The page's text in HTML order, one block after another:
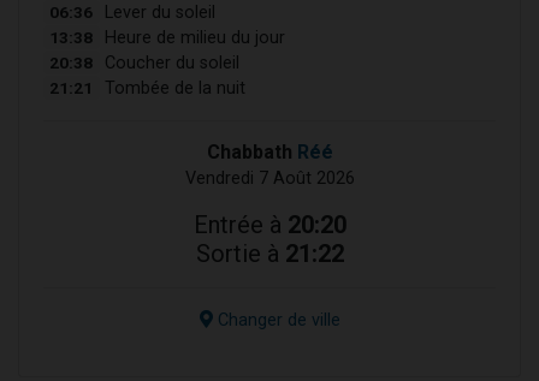
06:36 Lever du soleil
13:38 Heure de milieu du jour
20:38 Coucher du soleil
21:21 Tombée de la nuit
Chabbath Réé
Vendredi 7 Août 2026
Entrée à 20:20
Sortie à 21:22
Changer de ville